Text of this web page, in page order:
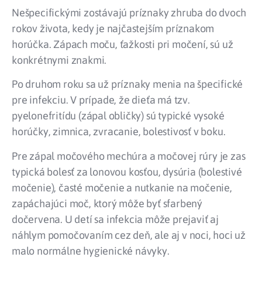
Nešpecifickými zostávajú príznaky zhruba do dvoch
rokov života, kedy je najčastejším príznakom
horúčka. Zápach moču, ťažkosti pri močení, sú už
konkrétnymi znakmi.
Po druhom roku sa už príznaky menia na špecifické
pre infekciu. V prípade, že dieťa má tzv.
pyelonefritídu (zápal obličky) sú typické vysoké
horúčky, zimnica, zvracanie, bolestivosť v boku.
Pre zápal močového mechúra a močovej rúry je zas
typická bolesť za lonovou kosťou, dysúria (bolestivé
močenie), časté močenie a nutkanie na močenie,
zapáchajúci moč, ktorý môže byť sfarbený
dočervena. U detí sa infekcia môže prejaviť aj
náhlym pomočovaním cez deň, ale aj v noci, hoci už
malo normálne hygienické návyky.